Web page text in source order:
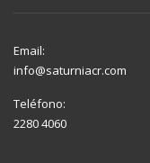
Email:
info@saturniacr.com
Teléfono:
2280 4060